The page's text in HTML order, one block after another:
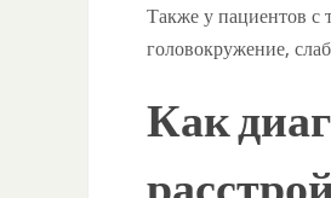
Также у пациентов с
головокружение,
Как